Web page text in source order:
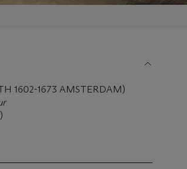
1602-1673 AMSTERDAM)